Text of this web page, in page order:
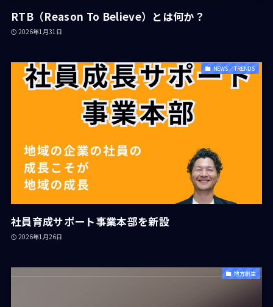
RTB（Reason To Believe）とは何か？
2026年1月31日
NEWS／TRENDS
社員育成サポート事業本部を新設
2026年1月26日
地方創生